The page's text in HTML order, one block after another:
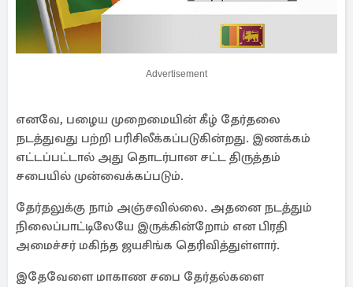
Advertisement
எனவே, பழைய முறைமையின் கீழ் தேர்தலை
நடத்துவது பற்றி பரிசிலீக்கப்படுகின்றது. இணக்கம்
எட்டப்பட்டால் அது தொடர்பான சட்ட திருத்தம்
சபையில் முன்வைக்கப்படும்.
தேர்தலுக்கு நாம் அஞ்சவில்லை. அதனை நடத்தும்
நிலைப்பாட்டிலேயே இருக்கின்றோம் என பிரதி
அமைச்சர் மகிந்த ஜயசிங்க தெரிவித்துள்ளார்.
இதேவேளை மாகாண சபை தேர்தல்களை